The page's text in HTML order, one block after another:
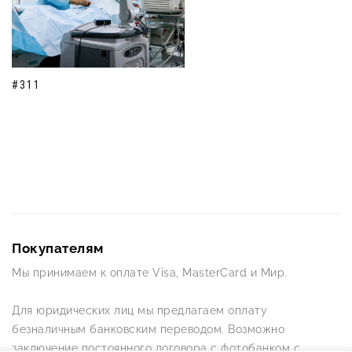
#311
Покупателям
Мы принимаем к оплате Visa, MasterCard и Мир.
Для юридических лиц мы предлагаем оплату
безналичным банковским переводом. Возможно
заключение постоянного договора с фотобанком с